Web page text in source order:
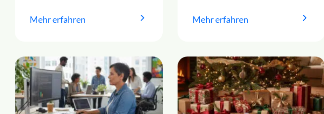
Mehr erfahren Mehr erfahren